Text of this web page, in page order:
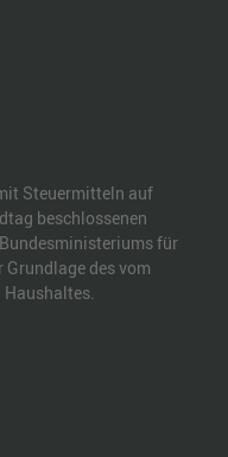
Steuermitteln auf
beschlossenen
für
des vom